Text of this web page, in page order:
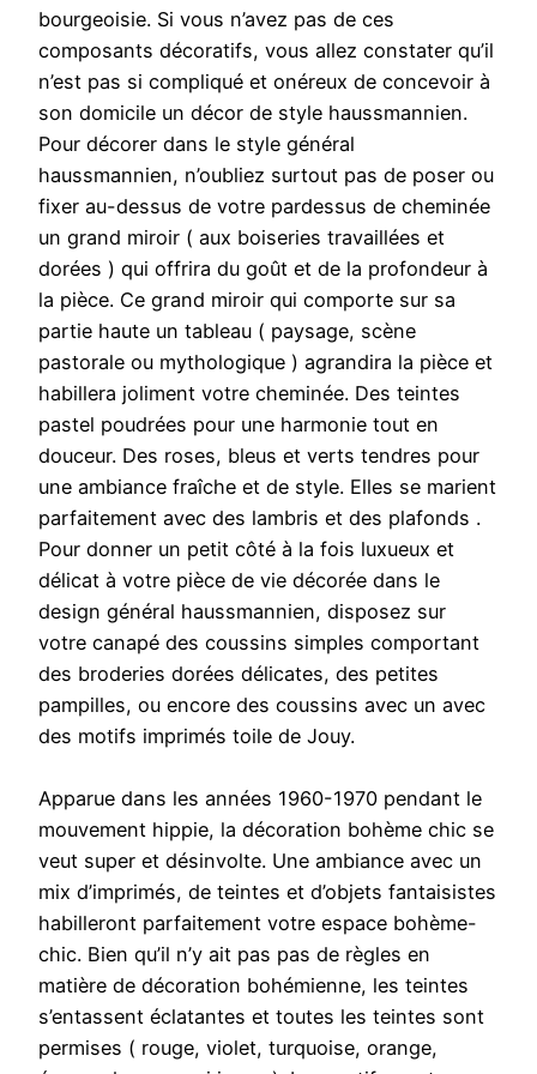
bourgeoisie. Si vous n’avez pas de ces
composants décoratifs, vous allez constater qu’il
n’est pas si compliqué et onéreux de concevoir à
son domicile un décor de style haussmannien.
Pour décorer dans le style général
haussmannien, n’oubliez surtout pas de poser ou
fixer au-dessus de votre pardessus de cheminée
un grand miroir ( aux boiseries travaillées et
dorées ) qui offrira du goût et de la profondeur à
la pièce. Ce grand miroir qui comporte sur sa
partie haute un tableau ( paysage, scène
pastorale ou mythologique ) agrandira la pièce et
habillera joliment votre cheminée. Des teintes
pastel poudrées pour une harmonie tout en
douceur. Des roses, bleus et verts tendres pour
une ambiance fraîche et de style. Elles se marient
parfaitement avec des lambris et des plafonds .
Pour donner un petit côté à la fois luxueux et
délicat à votre pièce de vie décorée dans le
design général haussmannien, disposez sur
votre canapé des coussins simples comportant
des broderies dorées délicates, des petites
pampilles, ou encore des coussins avec un avec
des motifs imprimés toile de Jouy.
Apparue dans les années 1960-1970 pendant le
mouvement hippie, la décoration bohème chic se
veut super et désinvolte. Une ambiance avec un
mix d’imprimés, de teintes et d’objets fantaisistes
habilleront parfaitement votre espace bohème-
chic. Bien qu’il n’y ait pas pas de règles en
matière de décoration bohémienne, les teintes
s’entassent éclatantes et toutes les teintes sont
permises ( rouge, violet, turquoise, orange,